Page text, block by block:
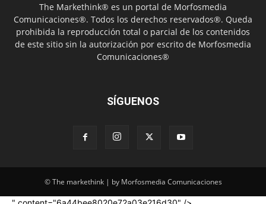
The Markethink® es un portal de Morfosmedia
Comunicaciones®. Todos los derechos reservados®. Queda
prohibida la reproducción total o parcial de los contenidos
de este sitio sin la autorización por escrito de Morfosmedia
Comunicaciones®
SÍGUENOS
© The markethink | by Morfosmedia Comunicaciones